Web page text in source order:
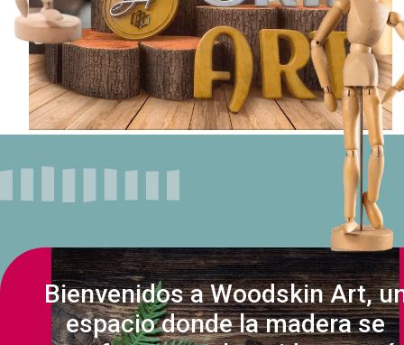
Bienvenidos a Woodskin Art,
espacio donde la madera se